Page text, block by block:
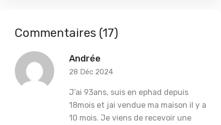
Commentaires (17)
Andrée
28 Déc 2024
J’ai 93ans, suis en ephad depuis
18mois et jai vendue ma maison il y a
10 mois. Je viens de recevoir une